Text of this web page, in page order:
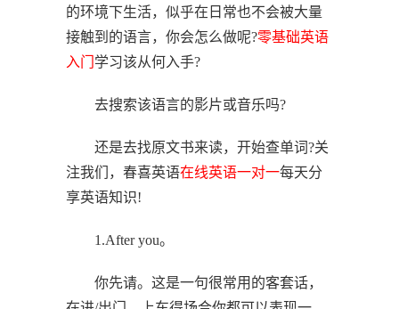
的环境下生活，似乎在日常也不会被大量
接触到的语言，你会怎么做呢?零基础英语
入门 学习该从何入手?
去搜索该语言的影片或音乐吗?
还是去找原文书来读，开始查单词?关
注我们，春喜英语在线英语一对一每天分
享英语知识!
1.After you。
你先请。这是一句很常用的客套话，